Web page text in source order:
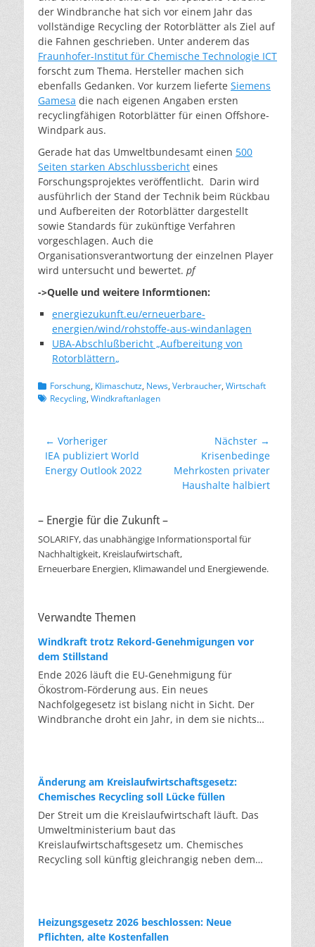
der Windbranche hat sich vor einem Jahr das
vollständige Recycling der Rotorblätter als Ziel auf
die Fahnen geschrieben. Unter anderem das
Fraunhofer-Institut für Chemische Technologie ICT
forscht zum Thema. Hersteller machen sich
ebenfalls Gedanken. Vor kurzem lieferte Siemens
Gamesa die nach eigenen Angaben ersten
recyclingfähigen Rotorblätter für einen Offshore-
Windpark aus.
Gerade hat das Umweltbundesamt einen 500
Seiten starken Abschlussbericht eines
Forschungsprojektes veröffentlicht. Darin wird
ausführlich der Stand der Technik beim Rückbau
und Aufbereiten der Rotorblätter dargestellt
sowie Standards für zukünftige Verfahren
vorgeschlagen. Auch die
Organisationsverantwortung der einzelnen Player
wird untersucht und bewertet. pf
->Quelle und weitere Informtionen:
energiezukunft.eu/erneuerbare-
energien/wind/rohstoffe-aus-windanlagen
UBA-Abschlußbericht „Aufbereitung von
Rotorblättern„
Kategorien
Forschung, Klimaschutz, News, Verbraucher, Wirtschaft
Recycling, Windkraftanlagen
Beitragsnavigation
← Vorheriger
Vorheriger
Beitrag:
IEA publiziert World
Energy Outlook 2022
Nächster →
Beitrag:
Krisenbedinge
Mehrkosten privater
Haushalte halbiert
– Energie für die Zukunft –
SOLARIFY, das unabhängige Informationsportal für
Nachhaltigkeit, Kreislaufwirtschaft,
Erneuerbare Energien, Klimawandel und Energiewende.
Verwandte Themen
Windkraft trotz Rekord-Genehmigungen vor
dem Stillstand
Ende 2026 läuft die EU-Genehmigung für
Ökostrom-Förderung aus. Ein neues
Nachfolgegesetz ist bislang nicht in Sicht. Der
Windbranche droht ein Jahr, in dem sie nichts
die Verfahren laufen heute deutlich schneller. Die
Halbjahresbilanz der Branche bestätigt dieses
Muster: So viele Windräder wie nie zuvor wurden
genehmigt, doch im ersten Halbjahr gingen netto
nur rund zwei Gigawatt ans Netz. Der Bestand
liegt damit bei etwa 70 Gigawatt. Das gesetzliche
Zwischenziel von 84 Gigawatt zum Jahresende ist
eine immer länger werdende Schlange baureifer
Projekte. Bis Jahresende dürfte sie nach
Änderung am Kreislaufwirtschaftsgesetz:
Chemisches Recycling soll Lücke füllen
Der Streit um die Kreislaufwirtschaft läuft. Das
Umweltministerium baut das
Kreislaufwirtschaftsgesetz um. Chemisches
Recycling soll künftig gleichrangig neben dem
Novelle des Kreislaufwirtschaftsgesetzes (KrWG)
in die Anhörung gegeben. Bis zum 7. August
Heizungsgesetz 2026 beschlossen: Neue
Pflichten, alte Kostenfallen